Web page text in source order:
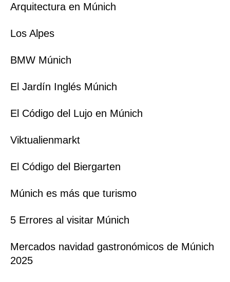
Arquitectura en Múnich
Los Alpes
BMW Múnich
El Jardín Inglés Múnich
El Código del Lujo en Múnich
Viktualienmarkt
El Código del Biergarten
Múnich es más que turismo
5 Errores al visitar Múnich
Mercados navidad gastronómicos de Múnich
2025